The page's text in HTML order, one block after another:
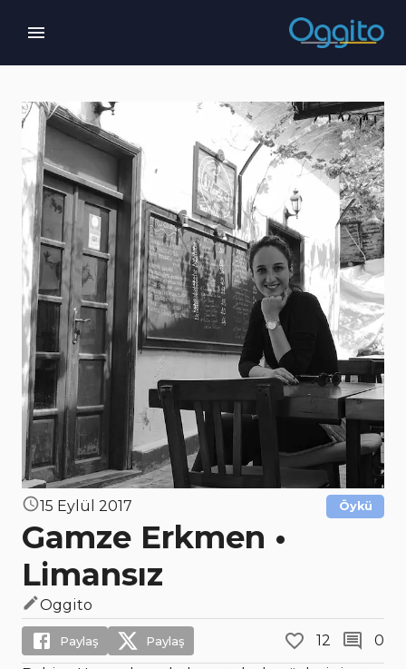
15 Eylül 2017 Öykü
Gamze Erkmen •
Limansız
Oggito
Paylaş Paylaş 12
0